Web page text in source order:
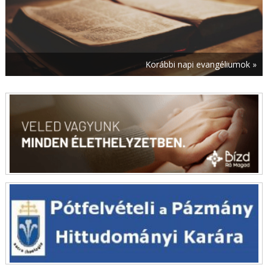
augusztus 7. | 12:37
Bízzatok, én legyőztem a világot! – A szöuli
ifjúsági világtalálkozó himnusza
augusztus 7. | 11:53
A Katolikus Karitász által támogatott ormánsági
Boldog Apor Vilmos püspök közbenjárásáért
imádkoztak Győrben
augusztus 7. | 10:27
Evangéliumi értékeket közvetítsetek! – Leó
pápa üzenetet küldött a SIGNIS
világkongresszusára
Államtitkári látogatás a Máltai Szeretetszolgálat
Jelenlét Programja monori intézményeiben
augusztus 7. | 9:01
Mohács 500 Veszprémben – Vándorkiállítás
érkezett a Nagyszeminárium udvarára
Korábbi napi evangéliumok »